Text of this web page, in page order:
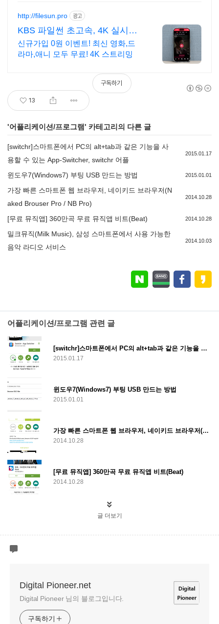
http://filesun.pro 광고
KBS 파일썬 초고속, 4K 실시간
보기!
신규가입 0원 이벤트! 최신 영화,드
라마,애니 모두 무료! 4K 스트리밍
13
구독하기
'어플리케이션/프로그램' 카테고리의 다른 글
[switchr]스마트폰에서 PC의 alt+tab과 같은 기능을 사
용할 수 있는 App-Switcher, switchr 어플
2015.01.17
윈도우7(Windows7) 부팅 USB 만드는 방법 2015.01.01
가장 빠른 스마트폰 웹 브라우저, 네이키드 브라우저(N
aked Brouser Pro / NB Pro)
2014.10.28
[무료 뮤직앱] 360만곡 무료 뮤직앱 비트(Beat) 2014.10.28
밀크뮤직(Milk Music), 삼성 스마트폰에서 사용 가능한
음악 라디오 서비스
2014.10.03
어플리케이션/프로그램 관련 글
[switchr]스마트폰에서 PC의 alt+tab과 같은 기능을 사용할 수 있는 App-Switcher, switchr 어플
2015.01.17
윈도우7(Windows7) 부팅 USB 만드는 방법
2015.01.01
가장 빠른 스마트폰 웹 브라우저, 네이키드 브라우저(Naked Brouser Pro / NB Pro)
2014.10.28
[무료 뮤직앱] 360만곡 무료 뮤직앱 비트(Beat)
2014.10.28
글 더보기
Digital Pioneer.net
Digital Pioneer 님의 블로그입니다.
구독하기